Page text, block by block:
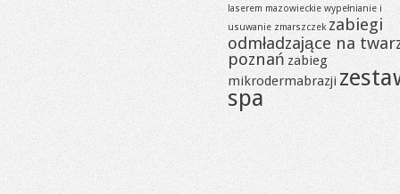
laserem mazowieckie wypełnianie i
usuwanie zmarszczek zabiegi
odmładzające na
poznań zabieg
mikrodermabrazji
spa